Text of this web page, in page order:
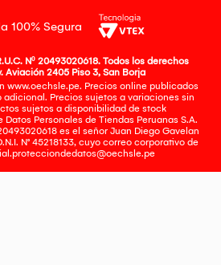
100% Segura
Nº 20493020618. Todos los derechos
Aviación 2405 Piso 3, San Borja
www.oechsle.pe. Precios online publicados
Precios sujetos a variaciones sin
sujetos a disponibilidad de stock
Personales de Tiendas Peruanas S.A.
es el señor Juan Diego Gavelan
N° 45218133, cuyo correo corporativo de